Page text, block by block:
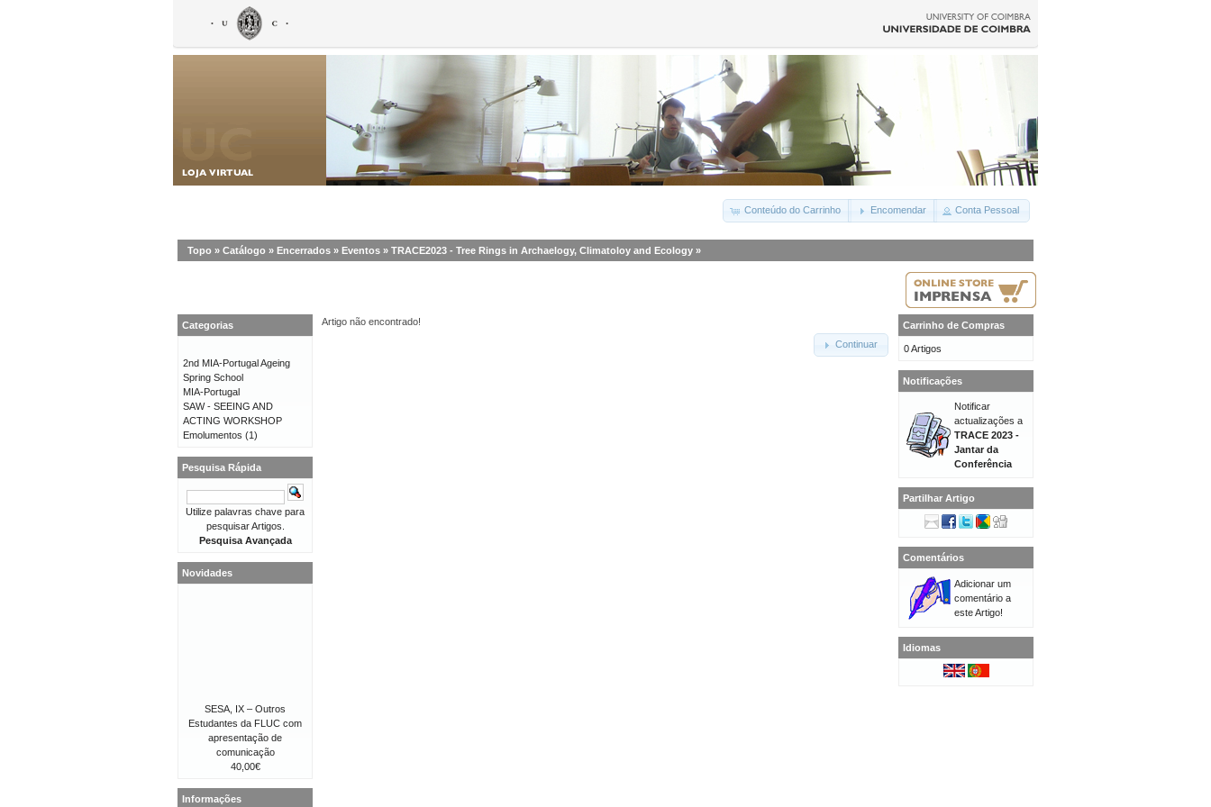
Conteúdo do Carrinho Encomendar Conta Pessoal
Topo » Catálogo » Encerrados » Eventos » TRACE2023 - Tree Rings in Archaelogy, Climatoloy and Ecology »
Artigo não encontrado!
Continuar
Categorias
2nd MIA-Portugal Ageing
Spring School
MIA-Portugal
SAW - SEEING AND
ACTING WORKSHOP
Emolumentos (1)
Pesquisa Rápida
Utilize palavras chave para
pesquisar Artigos.
Pesquisa Avançada
Novidades
SESA, IX – Outros
Estudantes da FLUC com
apresentação de
comunicação
40,00€
Informações
Carrinho de Compras
0 Artigos
Notificações
Notificar
actualizações a
TRACE 2023 -
Jantar da
Conferência
Partilhar Artigo
Comentários
Adicionar um
comentário a
este Artigo!
Idiomas